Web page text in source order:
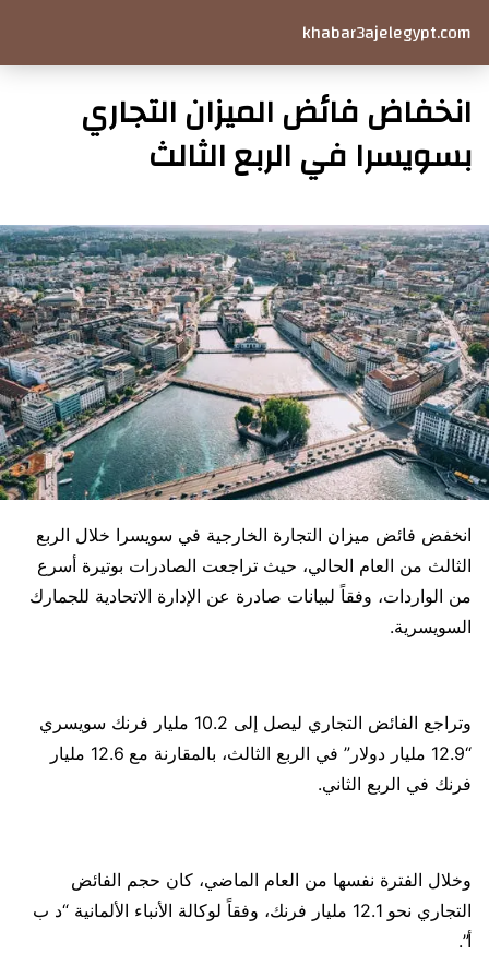
khabar3ajelegypt.com
انخفاض فائض الميزان التجاري
بسويسرا في الربع الثالث
انخفض فائض ميزان التجارة الخارجية في سويسرا خلال الربع
الثالث من العام الحالي، حيث تراجعت الصادرات بوتيرة أسرع
من الواردات، وفقاً لبيانات صادرة عن الإدارة الاتحادية للجمارك
السويسرية.
وتراجع الفائض التجاري ليصل إلى 10.2 مليار فرنك سويسري
“12.9 مليار دولار” في الربع الثالث، بالمقارنة مع 12.6 مليار
فرنك في الربع الثاني.
وخلال الفترة نفسها من العام الماضي، كان حجم الفائض
التجاري نحو 12.1 مليار فرنك، وفقاً لوكالة الأنباء الألمانية “د ب
أ”.